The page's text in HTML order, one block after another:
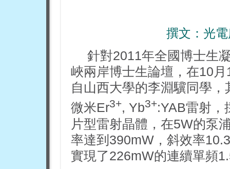
撰文： 光
針對2011年全國博士生
峽兩岸博士生論壇，在10
自山西大學的李淵驥同學
微米Er3+, Yb3+:YAB雷射，
片型雷射晶體，在5W的泵
率達到390mW，斜效率
實現了226mW的連續單頻